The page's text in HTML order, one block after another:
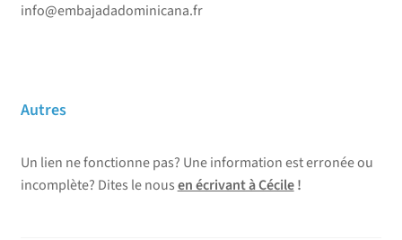
info@embajadadominicana.fr
Autres
Un lien ne fonctionne pas? Une information est erronée ou
incomplète? Dites le nousen écrivant à Cécile!